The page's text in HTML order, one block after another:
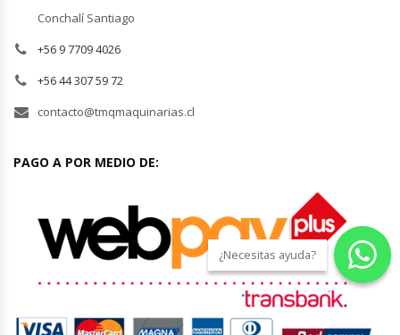
Moledoras De Carne
Molinillos Para Café
Mural De Lácteos
Ovilladoras – Divisoras De Masa
Peladora De Papas
Conchalí Santiago
+56 9 7709 4026
+56 44 307 59 72
contacto@tmqmaquinarias.cl
PAGO A POR MEDIO DE:
¿Necesitas ayuda?